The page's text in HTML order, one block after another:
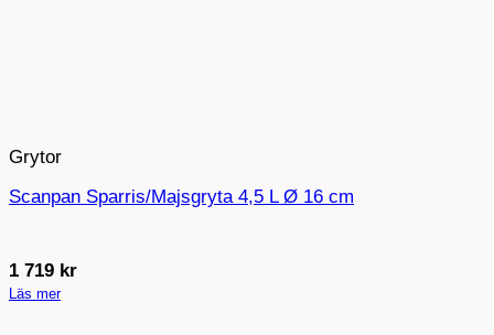
Grytor
Scanpan Sparris/Majsgryta 4,5 L Ø 16 cm
1 719 kr
Läs mer